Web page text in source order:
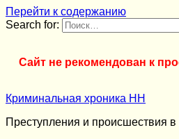
Перейти к содержанию
Search for:
Сайт не рекомендован к
Криминальная хроника НН
Преступления и происшествия